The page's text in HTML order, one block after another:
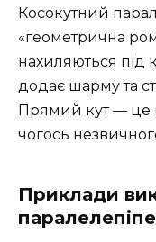
Косокутний
«геометрична
нахиляються під
додає шарму та
Прямий кут — це
чогось
Приклади